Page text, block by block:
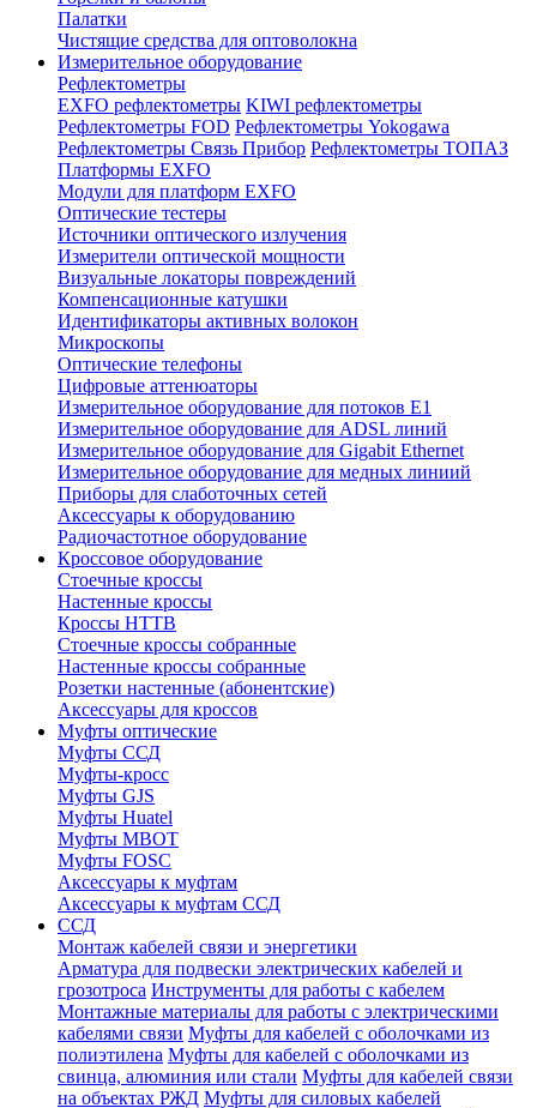
Палатки
Чистящие средства для оптоволокна
Измерительное оборудование
Рефлектометры
EXFO рефлектометры KIWI рефлектометры
Рефлектометры FOD Рефлектометры Yokogawa
Рефлектометры Связь Прибор Рефлектометры ТОПАЗ
Платформы EXFO
Модули для платформ EXFO
Оптические тестеры
Источники оптического излучения
Измерители оптической мощности
Визуальные локаторы повреждений
Компенсационные катушки
Идентификаторы активных волокон
Микроскопы
Оптические телефоны
Цифровые аттенюаторы
Измерительное оборудование для потоков Е1
Измерительное оборудование для ADSL линий
Измерительное оборудование для Gigabit Ethernet
Измерительное оборудование для медных линиий
Приборы для слаботочных сетей
Аксессуары к оборудованию
Радиочастотное оборудование
Кроссовое оборудование
Стоечные кроссы
Настенные кроссы
Кроссы HTTB
Стоечные кроссы собранные
Настенные кроссы собранные
Розетки настенные (абонентские)
Аксессуары для кроссов
Муфты оптические
Муфты ССД
Муфты-кросс
Муфты GJS
Муфты Huatel
Муфты МВОТ
Муфты FOSC
Аксессуары к муфтам
Аксессуары к муфтам ССД
ССД
Монтаж кабелей связи и энергетики
Арматура для подвески электрических кабелей и
грозотроса Инструменты для работы с кабелем
Монтажные материалы для работы с электрическими
кабелями связи Муфты для кабелей с оболочками из
полиэтилена Муфты для кабелей с оболочками из
свинца, алюминия или стали Муфты для кабелей связи
на объектах РЖД Муфты для силовых кабелей